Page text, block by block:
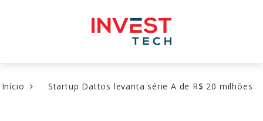
para
o
conteúdo
Início Startup Dattos levanta série A de R$ 20 milhões